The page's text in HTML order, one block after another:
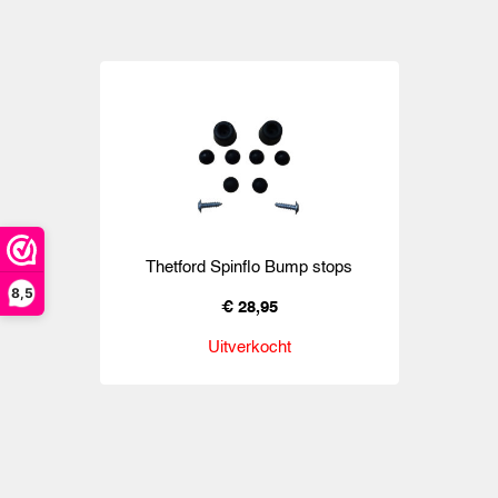
8,5
Thetford Spinflo Bump stops
€ 28,95
Uitverkocht